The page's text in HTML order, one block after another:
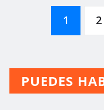
1 2
PUEDES